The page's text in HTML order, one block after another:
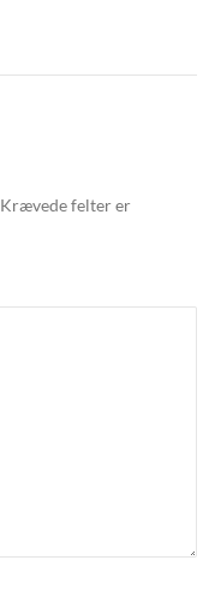
Krævede felter er